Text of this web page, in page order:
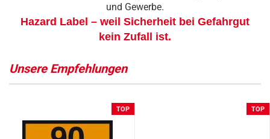
und Gewerbe.
Hazard Label – weil Sicherheit bei Gefahrgut
kein Zufall ist.
Unsere Empfehlungen
TOP TOP